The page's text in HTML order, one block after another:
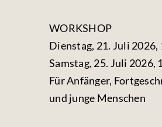
WORKSHOP
Dienstag, 21. Juli 2026,
Samstag, 25. Juli 2026,
Für Anfänger,
und junge Menschen